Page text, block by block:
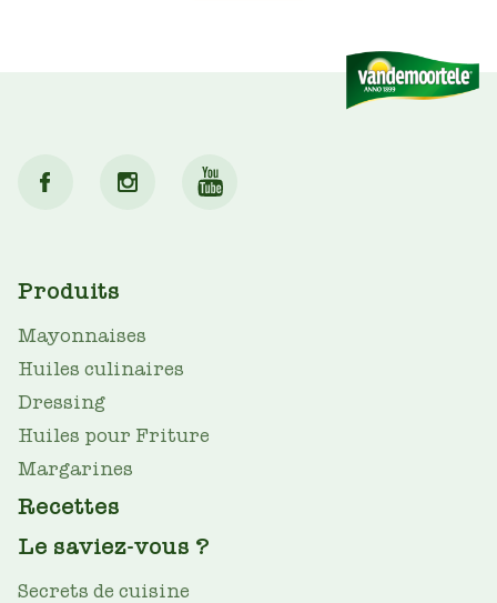
MAIN
NAV
Produits
Mayonnaises
Huiles culinaires
Dressing
Huiles pour Friture
Margarines
Recettes
Le saviez-vous ?
Secrets de cuisine